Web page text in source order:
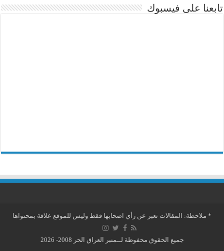
تابعنا على فيسبوك
* ملاحظة: المقالات تعبر عن رأي اصحابها فقط وليس للموقع علاقة بمحتواها
جميع الحقوق محفوظة لــمنبر العراق الحر 2008- 2026